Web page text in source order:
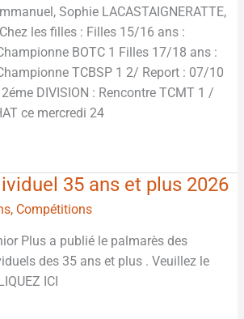
Sophie LACASTAIGNERATTE,
les filles : Filles 15/16 ans :
BOTC 1 Filles 17/18 ans :
TCBSP 1 2/ Report : 07/10
DIVISION : Rencontre TCMT 1 /
ce mercredi 24
35 ans et plus 2026
, Compétitions
Plus a publié le palmarès des
des 35 ans et plus . Veuillez le
ICI